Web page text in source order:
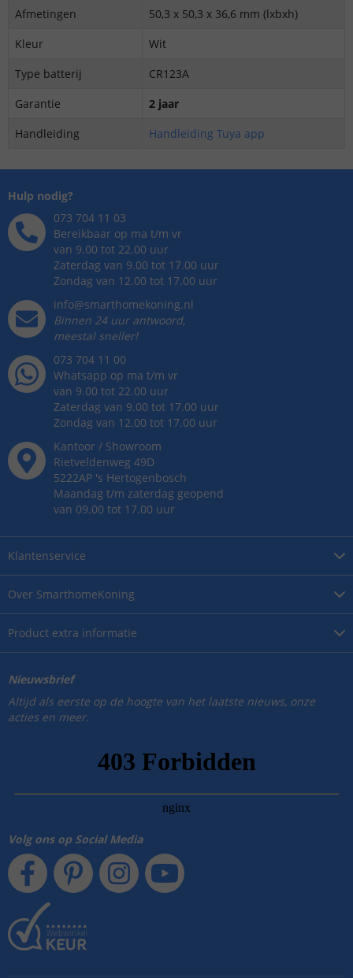
Afmetingen
50,3 x 50,3 x 36,6 mm (lxbxh)
Kleur
Wit
Type batterij
CR123A
Garantie
2 jaar
Handleiding
Handleiding Tuya app
Over SmarthomeKoning
Product extra informatie
Klantenservice
Hulp nodig?
073 704 11 03
Bereikbaar op ma t/m vr
van 9.00 tot 22.00 uur
Zaterdag van 9.00 tot 17.00 uur
Zondag van 12.00 tot 17.00 uur
info@smarthomekoning.nl
Binnen 24 uur antwoord,
meestal sneller!
073 704 11 00
Whatsapp op ma t/m vr
van 9.00 tot 22.00 uur
Zaterdag van 9.00 tot 17.00 uur
Zondag van 12.00 tot 17.00 uur
Kantoor / Showroom
Rietveldenweg 49D
5222AP 's Hertogenbosch
Maandag t/m zaterdag geopend
van 09.00 tot 17.00 uur
Nieuwsbrief
Altijd als eerste op de hoogte van het laatste nieuws, onze
acties en meer.
Volg ons op Social Media